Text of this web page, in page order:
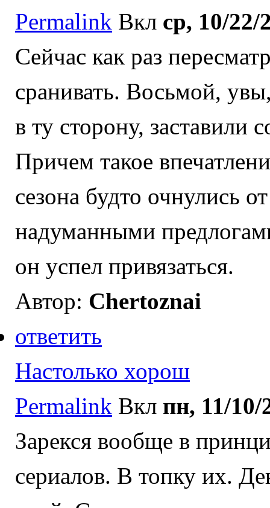
Permalink Вкл ср, 10/22/
Сейчас как раз
сранивать. Восьмой,
в ту сторону, заставили
Причем такое
сезона будто очнулись
надуманными
он успел привязаться.
Автор: Chertoznai
ответить
Настолько хорош
Permalink Вкл пн, 11/10/
Зарекся вообще в
сериалов. В топку их.